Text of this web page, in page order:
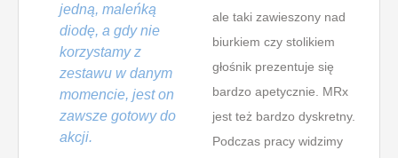
jedną, maleńką
diodę, a gdy nie
korzystamy z
zestawu w danym
momencie, jest on
zawsze gotowy do
akcji.
ale taki zawieszony nad
biurkiem czy stolikiem
głośnik prezentuje się
bardzo apetycznie. MRx
jest też bardzo dyskretny.
Podczas pracy widzimy